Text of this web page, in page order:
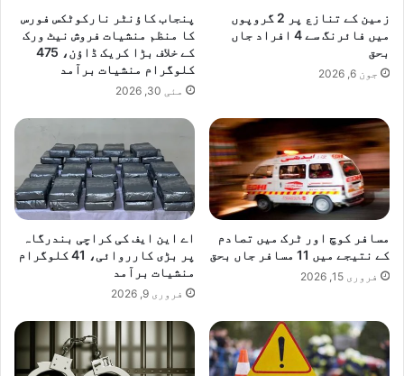
زمین کے تنازع پر 2 گروپوں
میں فائرنگ سے 4 افراد جاں
بحق
جون 6, 2026
پنجاب کاؤنٹر نارکوٹکس فورس
کا منظم منشیات فروش نیٹ ورک
کے خلاف بڑا کریک ڈاؤن، 475
کلوگرام منشیات برآمد
مئی 30, 2026
مسافر کوچ اور ٹرک میں تصادم
کے نتیجے میں 11 مسافر جاں بحق
فروری 15, 2026
اے این ایف کی کراچی بندرگاہ
پر بڑی کارروائی، 41 کلوگرام
منشیات برآمد
فروری 9, 2026